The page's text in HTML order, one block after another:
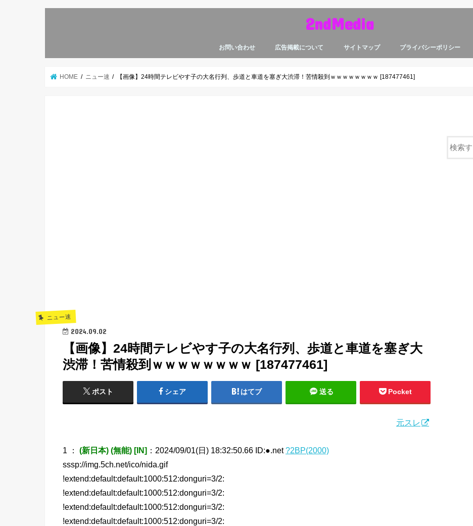
2ndMedia
お問い合わせ 広告掲載について サイトマップ プライバシーポリシー
HOME ニュー速 【画像】24時間テレビやす子の大名行列、歩道と車道を塞ぎ大渋滞！苦情殺到ｗｗｗｗｗｗｗｗ [187477461]
ニュー速
2024.09.02
【画像】24時間テレビやす子の大名行列、歩道と車道を塞ぎ大
渋滞！苦情殺到ｗｗｗｗｗｗｗｗ [187477461]
ポスト シェア はてブ 送る Pocket
元スレ
1 ： (新日本) (無能) [IN] ：2024/09/01(日) 18:32:50.66 ID:●.net?2BP(2000)
sssp://img.5ch.net/ico/nida.gif
!extend:default:default:1000:512:donguri=3/2:
!extend:default:default:1000:512:donguri=3/2:
!extend:default:default:1000:512:donguri=3/2:
!extend:default:default:1000:512:donguri=3/2: